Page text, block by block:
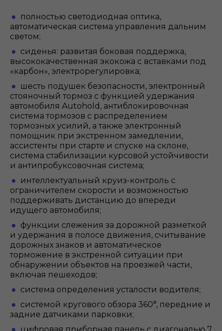
полностью светодиодная оптика,
автоматическая система управления дальним
светом;
сиденья: развитая боковая поддержка,
высококачественная экокожа с вставками под
«карбон», электрорегулировка;
шесть подушек безопасности, электронный
стояночный тормоз с функцией удержания
автомобиля Autohold, антиблокировочная
система тормозов с распределением
тормозных усилий, а также электронный
помощник при экстренном замедлении,
ассистенты при старте и спуске на склоне,
система стабилизации курсовой устойчивости
и антипробуксовочная система;
интеллектуальный круиз-контроль с
ограничителем скорости и возможностью
поддерживать дистанцию до впереди
идущего автомобиля;
функции слежения за дорожной разметкой
и удержания в полосе движения, считывание
дорожных знаков и автоматическое
торможение в экстренной ситуации при
обнаружении объектов на проезжей части,
включая пешеходов;
система определения усталости водителя;
системой кругового обзора 360°, передние и
задние датчиками парковки;